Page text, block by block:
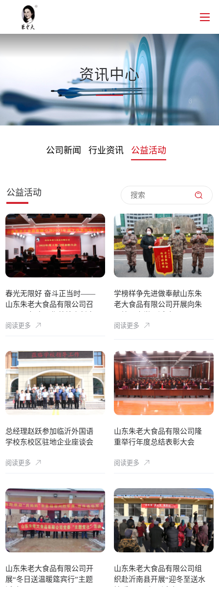
资讯中心
公司新闻 行业资讯 公益活动
公益活动
春光无限好 奋斗正当时——
山东朱老大食品有限公司召
会
阅读更多
学榜样争先进做奉献山东朱
老大食品有限公司开展向朱
阅读更多
总经理赵跃参加临沂外国语
学校东校区驻地企业座谈会
阅读更多
山东朱老大食品有限公司隆
重举行年度总结表彰大会
阅读更多
山东朱老大食品有限公司开
展“冬日送温暖筵宾行”主题
山东朱老大食品有限公司组
织赴沂南县开展“迎冬至送水